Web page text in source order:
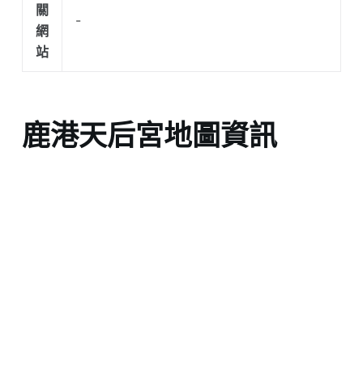
關
網
站
-
鹿港天后宮地圖資訊